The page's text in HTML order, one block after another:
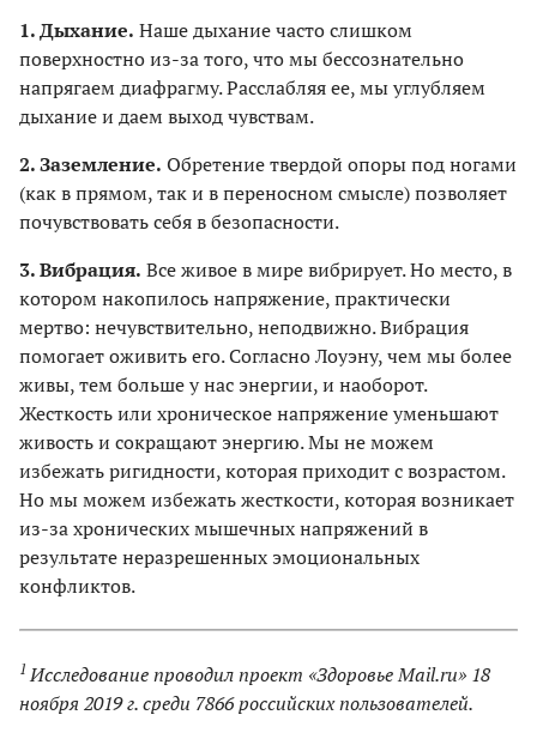
1. Дыхание. Наше дыхание часто слишком
поверхностно из-за того, что мы бессознательно
напрягаем диафрагму. Расслабляя ее, мы углубляем
дыхание и даем выход чувствам.
2. Заземление. Обретение твердой опоры под ногами
(как в прямом, так и в переносном смысле) позволяет
почувствовать себя в безопасности.
3. Вибрация. Все живое в мире вибрирует. Но место, в
котором накопилось напряжение, практически
мертво: нечувствительно, неподвижно. Вибрация
помогает оживить его. Согласно Лоуэну, чем мы более
живы, тем больше у нас энергии, и наоборот.
Жесткость или хроническое напряжение уменьшают
живость и сокращают энергию. Мы не можем
избежать ригидности, которая приходит с возрастом.
Но мы можем избежать жесткости, которая возникает
из-за хронических мышечных напряжений в
результате неразрешенных эмоциональных
конфликтов.
1 Исследование проводил проект «Здоровье Mail.ru» 18
ноября 2019 г. среди 7866 российских пользователей.